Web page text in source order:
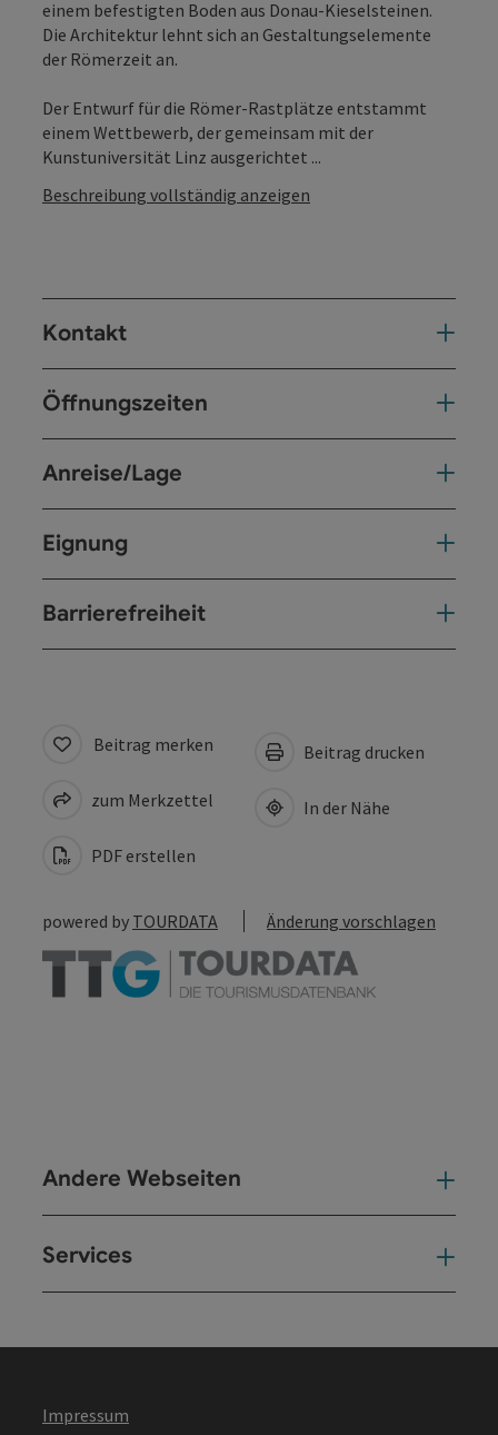
einem befestigten Boden aus Donau-Kieselsteinen.
Die Architektur lehnt sich an Gestaltungselemente
der Römerzeit an.
Der Entwurf für die Römer-Rastplätze entstammt
einem Wettbewerb, der gemeinsam mit der
Kunstuniversität Linz ausgerichtet ...
Beschreibung vollständig anzeigen
Kontakt
Öffnungszeiten
Anreise/Lage
Eignung
Barrierefreiheit
Beitrag merken
zum Merkzettel
PDF erstellen
Beitrag drucken
In der Nähe
powered by TOURDATA Änderung vorschlagen
Andere Webseiten
Services
Impressum